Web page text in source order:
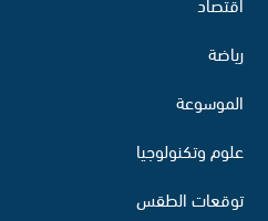
رياضة
الموسوعة
علوم وتكنولوجيا
توقعات الطقس